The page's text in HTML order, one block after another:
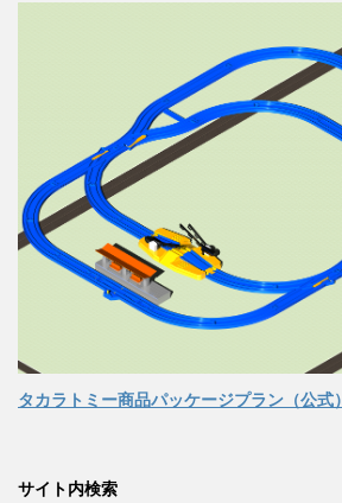
タカラトミー商品パッケージプラン（公式）
サイト内検索